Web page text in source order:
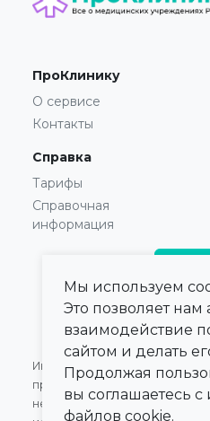
ПроКлинику
О сервисе
Контакты
Справка
Тарифы
Справочная
информация
Информация,
представленная на сайте,
не может быть
Мы используем
Это позволяет нам
взаимодействие
сайтом и делать
Продолжая
вы соглашаетесь
файлов cookie.